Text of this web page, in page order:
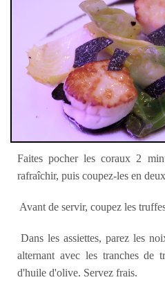
Faites pocher les coraux 2
rafraîchir, puis coupez-les en
Avant de servir, coupez les
Dans les assiettes, parez les
alternant avec les tranches de
d'huile d'olive. Servez frais.